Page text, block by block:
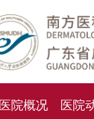
医院概况 医院